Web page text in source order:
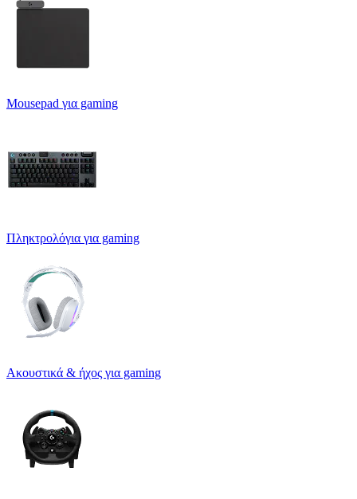
Mousepad για gaming
Πληκτρολόγια για gaming
Ακουστικά & ήχος για gaming